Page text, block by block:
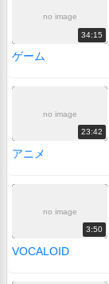
no image
34:15
ゲーム
no image
23:42
アニメ
no image
3:50
VOCALOID